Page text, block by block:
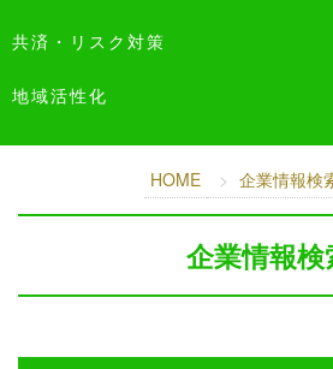
共済・リスク対策
地域活性化
HOME 企業情報検
企業情報検